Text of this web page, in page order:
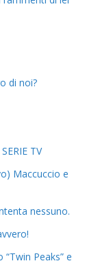
di noi?
TV
Maccuccio e
nessuno.
Peaks” e